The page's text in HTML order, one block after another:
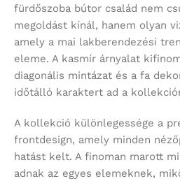
fürdőszoba bútor család nem
megoldást kínál, hanem olyan
amely a mai lakberendezési
eleme. A kasmír árnyalat
diagonális mintázat és a fa
időtálló karaktert ad a
A kollekció különlegessége a
frontdesign, amely minden
hatást kelt. A finoman marott
adnak az egyes elemeknek,